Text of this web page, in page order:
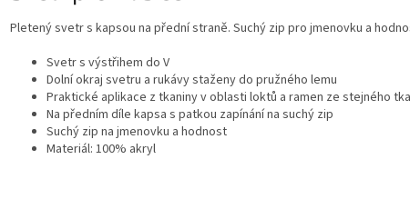
Pletený svetr s kapsou na přední straně. Suchý zip pro jmenovku a
Svetr s výstřihem do V
Dolní okraj svetru a rukávy staženy do pružného lemu
Praktické aplikace z tkaniny v oblasti loktů a ramen ze stejného
Na předním díle kapsa s patkou zapínání na suchý zip
Suchý zip na jmenovku a hodnost
Materiál: 100% akryl